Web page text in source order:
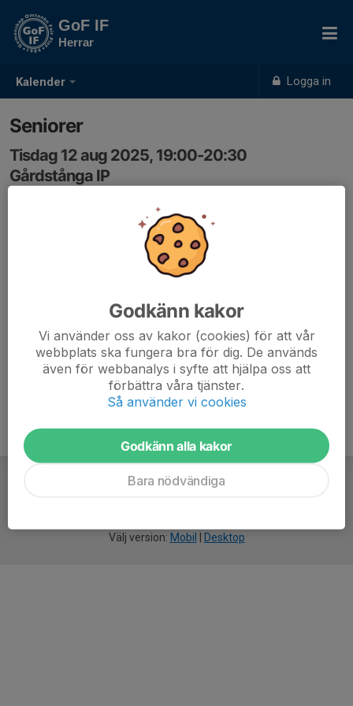
Kalender Logga in
GoF IF
Herrar
Seniorer
Tisdag 12 aug 2025, 19:00-20:30
Gårdstånga IP
Välj version: Mobil Desktop
Godkänn kakor
Vi använder oss av kakor (cookies) för att vår
webbplats ska fungera bra för dig. De används
även för webbanalys i syfte att hjälpa oss att
förbättra våra tjänster.
Så använder vi cookies
Godkänn alla kakor
Bara nödvändiga